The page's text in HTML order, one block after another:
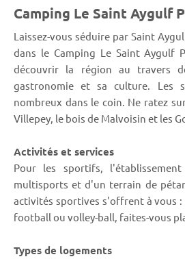
Camping Le Saint Aygulf
Laissez-vous séduire par Saint
dans le Camping Le Saint Aygulf
découvrir la région au travers
gastronomie et sa culture. Les
nombreux dans le coin. Ne ratez
Villepey, le bois de Malvoisin et les
Activités et services
Pour les sportifs,
multisports et d'un terrain de
activités sportives s'offrent à vous :
football ou volley-ball, faites-vous
Types de logements